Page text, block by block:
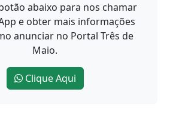
Summit começa em Horizontina
que Inovação não tem CEP
08-05 17:06:11
Pais deve movimentar R$ 8,52 bilhões e
abaixo para nos chamar
e obter mais informações
anunciar no Portal Três de
Maio.
Clique Aqui